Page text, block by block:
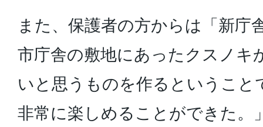
また、保護者の方からは「新庁
市庁舎の敷地にあったクスノキ
いと思うものを作るということ
非常に楽しめることができた。